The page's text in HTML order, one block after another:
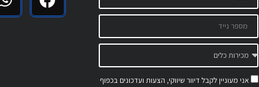
אני מעוניין לקבל דיוור שיווקי, הצעות ועדכונים בכפוף